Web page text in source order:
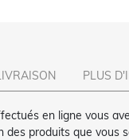
PLUS
en ligne vous
des produits que vous